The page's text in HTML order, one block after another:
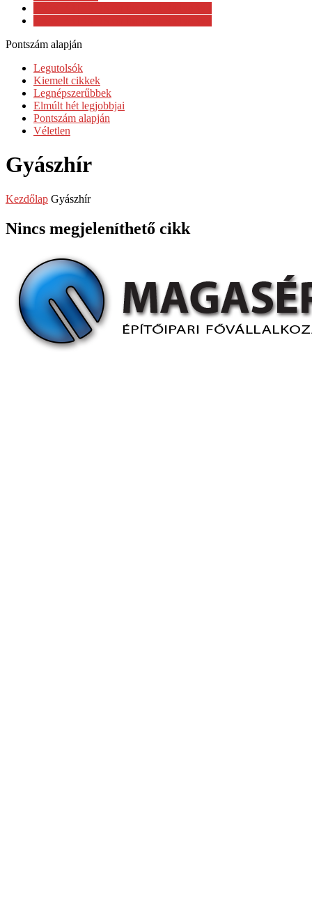
Pontszám alapján
Legutolsók
Kiemelt cikkek
Legnépszerűbbek
Elmúlt hét legjobbjai
Pontszám alapján
Véletlen
Gyászhír
Kezdőlap Gyászhír
Nincs megjeleníthető cikk